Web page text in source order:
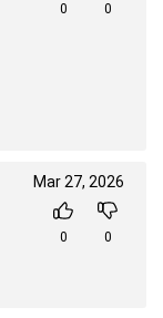
0 0
Mar 27, 2026
0 0